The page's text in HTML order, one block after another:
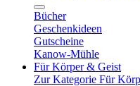
Bücher
Geschenkideen
Gutscheine
Kanow-Mühle
Für Körper & Geist
Zur Kategorie Für